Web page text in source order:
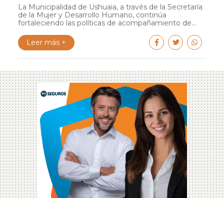
La Municipalidad de Ushuaia, a través de la Secretaría
de la Mujer y Desarrollo Humano, continúa
fortaleciendo las políticas de acompañamiento de...
Leer más +